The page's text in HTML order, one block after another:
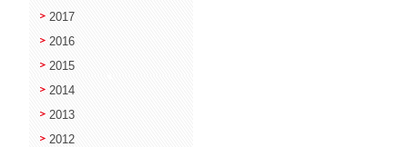
2017
2016
2015
2014
2013
2012